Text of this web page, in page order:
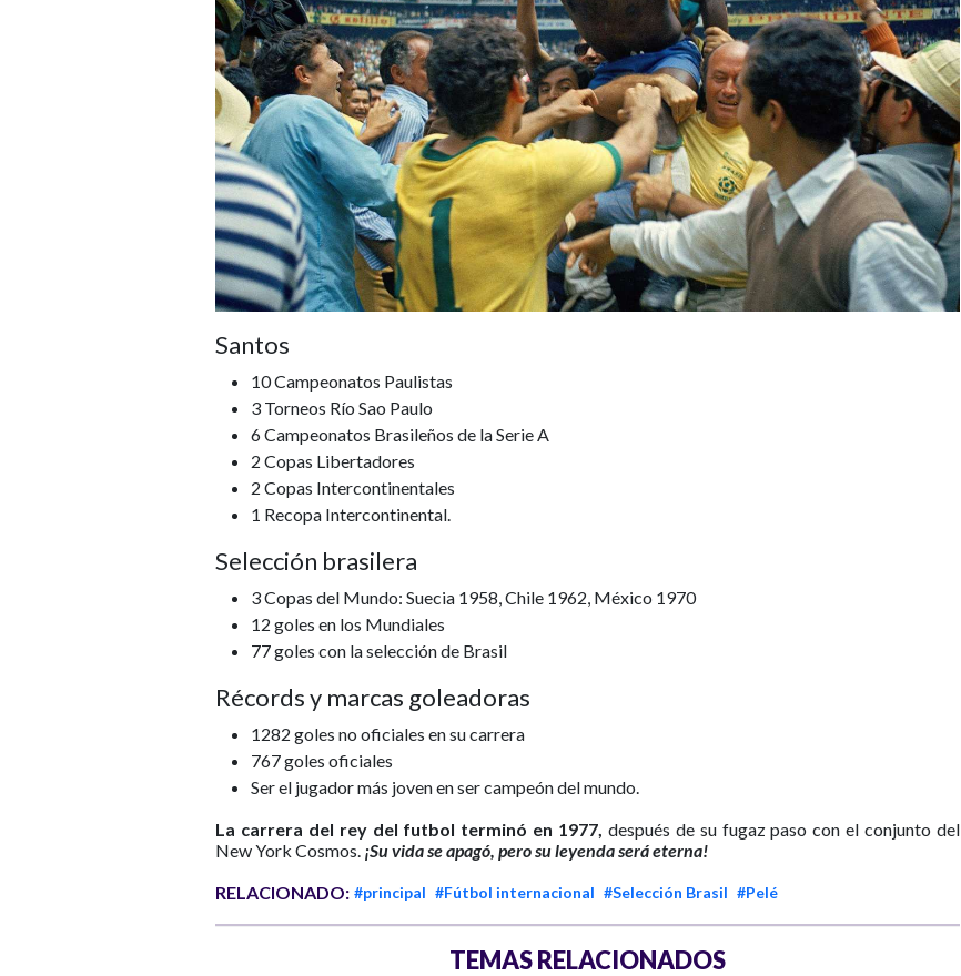
Santos
10 Campeonatos Paulistas
3 Torneos Río Sao Paulo
6 Campeonatos Brasileños de la Serie A
2 Copas Libertadores
2 Copas Intercontinentales
1 Recopa Intercontinental.
Selección brasilera
3 Copas del Mundo: Suecia 1958, Chile 1962, México 1970
12 goles en los Mundiales
77 goles con la selección de Brasil
Récords y marcas goleadoras
1282 goles no oficiales en su carrera
767 goles oficiales
Ser el jugador más joven en ser campeón del mundo.
La carrera del rey del futbol terminó en 1977, después de su fugaz paso con el conjunto del
New York Cosmos. ¡Su vida se apagó, pero su leyenda será eterna!
RELACIONADO: #principal #Fútbol internacional #Selección Brasil #Pelé
TEMAS RELACIONADOS